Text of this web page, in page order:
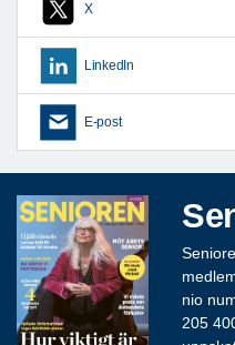
X
LinkedIn
E-post
nio
205